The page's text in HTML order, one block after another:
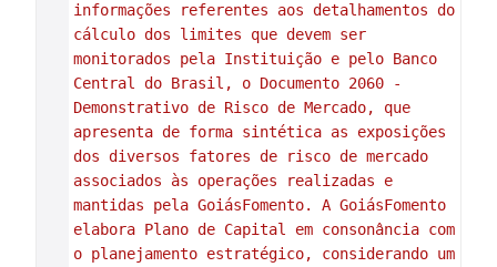
informações referentes aos detalhamentos do
cálculo dos limites que devem ser
monitorados pela Instituição e pelo Banco
Central do Brasil, o Documento 2060 -
Demonstrativo de Risco de Mercado, que
apresenta de forma sintética as exposições
dos diversos fatores de risco de mercado
associados às operações realizadas e
mantidas pela GoiásFomento. A GoiásFomento
elabora Plano de Capital em consonância com
o planejamento estratégico, considerando um